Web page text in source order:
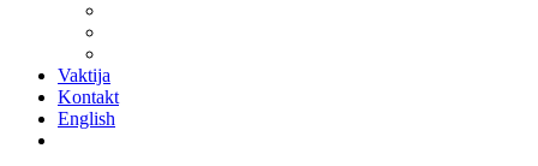
Vaktija
Kontakt
English